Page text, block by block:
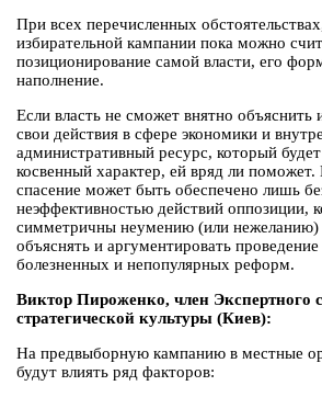
При всех перечисленных
избирательной кампании пока можно
позиционирование самой власти, его
наполнение.
Если власть не сможет внятно объяснить
свои действия в сфере экономики и
административный ресурс, который
косвенный характер, ей вряд ли поможет.
спасение может быть обеспечено лишь
неэффективностью действий оппозиции,
симметричны неумению (или нежеланию)
объяснять и аргументировать
болезненных и непопулярных реформ.
Виктор Пироженко, член Экспертного
стратегической культуры (Киев):
На предвыборную кампанию в местные
будут влиять ряд факторов: